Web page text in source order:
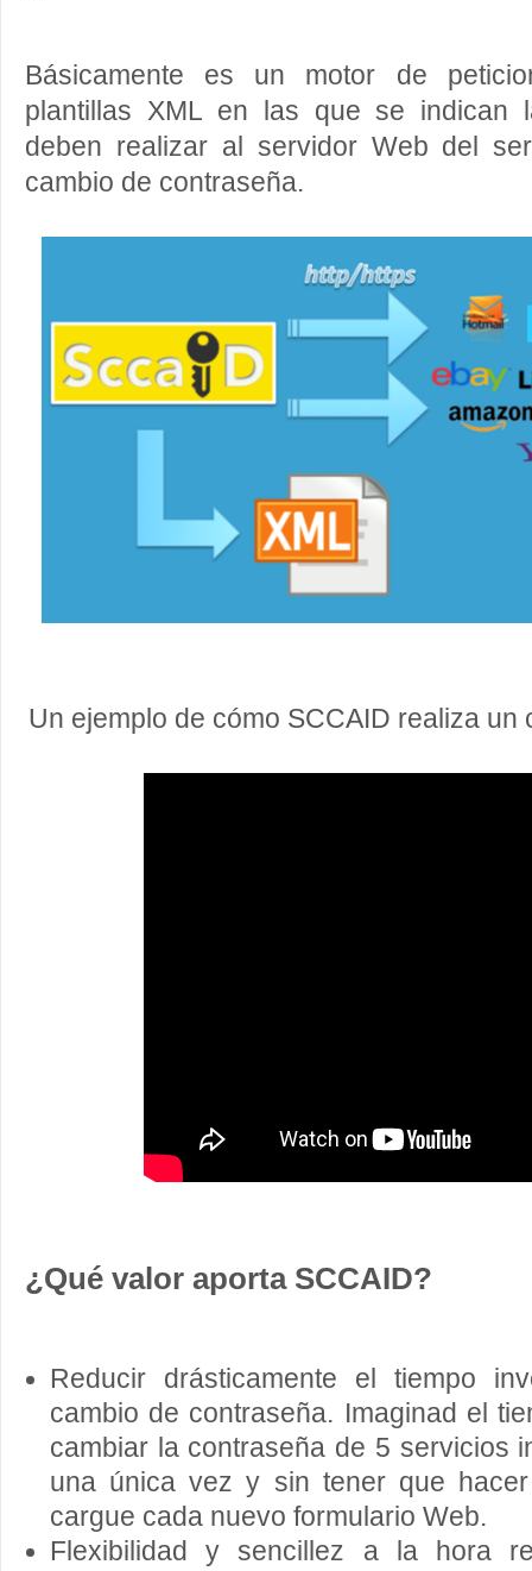
Básicamente es un motor de
plantillas XML en las que se indican
deben realizar al servidor Web del
cambio de contraseña.
Un ejemplo de cómo SCCAID realiza un
¿Qué valor aporta SCCAID?
Reducir drásticamente el tiempo
cambio de contraseña. Imaginad el
cambiar la contraseña de 5 servicios
una única vez y sin tener que
cargue cada nuevo formulario Web.
Flexibilidad y sencillez a la hora